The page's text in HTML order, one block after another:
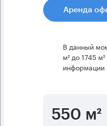
Аренда
В данный
м² до 1745
информации
550 м²